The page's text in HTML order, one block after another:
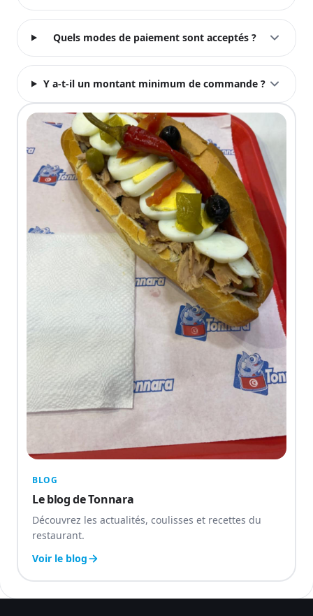
Quels modes de paiement sont acceptés ?
Y a-t-il un montant minimum de commande ?
BLOG
Le blog de Tonnara
Découvrez les actualités, coulisses et recettes du
restaurant.
Voir le blog